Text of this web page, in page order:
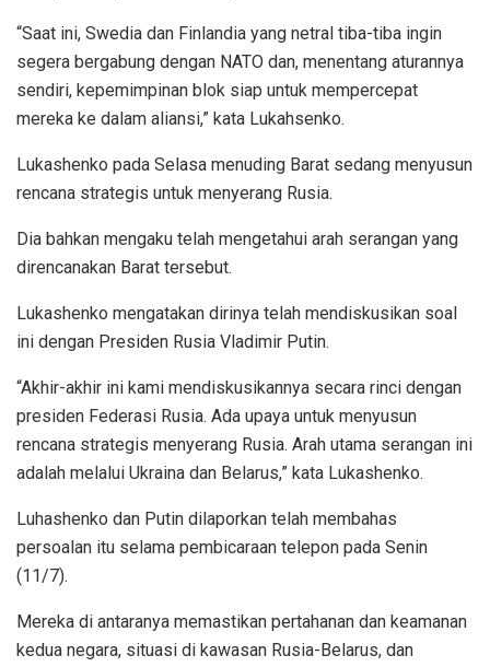
“Saat ini, Swedia dan Finlandia yang netral tiba-tiba ingin
segera bergabung dengan NATO dan, menentang aturannya
sendiri, kepemimpinan blok siap untuk mempercepat
mereka ke dalam aliansi,” kata Lukahsenko.
Lukashenko pada Selasa menuding Barat sedang menyusun
rencana strategis untuk menyerang Rusia.
Dia bahkan mengaku telah mengetahui arah serangan yang
direncanakan Barat tersebut.
Lukashenko mengatakan dirinya telah mendiskusikan soal
ini dengan Presiden Rusia Vladimir Putin.
“Akhir-akhir ini kami mendiskusikannya secara rinci dengan
presiden Federasi Rusia. Ada upaya untuk menyusun
rencana strategis menyerang Rusia. Arah utama serangan ini
adalah melalui Ukraina dan Belarus,” kata Lukashenko.
Luhashenko dan Putin dilaporkan telah membahas
persoalan itu selama pembicaraan telepon pada Senin
(11/7).
Mereka di antaranya memastikan pertahanan dan keamanan
kedua negara, situasi di kawasan Rusia-Belarus, dan